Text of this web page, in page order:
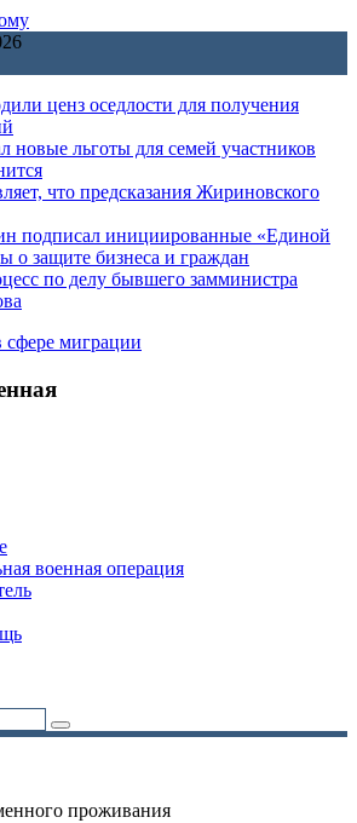
ценз оседлости для получения
новые льготы для семей участников
что предсказания Жириновского
подписал инициированные «Единой
о защите бизнеса и граждан
по делу бывшего замминистра
военная операция
проживания